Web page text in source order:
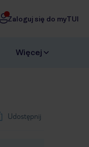
Zaloguj się do myTUI
Więcej
Udostępnij